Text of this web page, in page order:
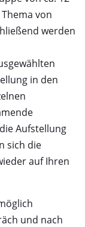
von
werden
in den
Aufstellung
sich die
auf Ihren
und nach